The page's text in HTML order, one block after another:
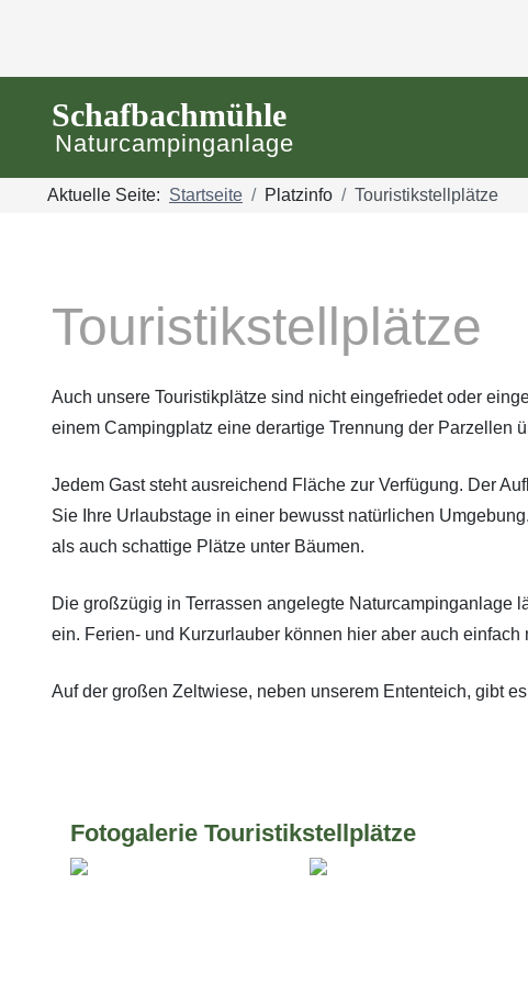
Schafbachmühle
Naturcampinganlage
Aktuelle Seite: Startseite Platzinfo Touristikstellplätze
Touristikstellplätze
Auch unsere Touristikplätze sind nicht eingefriedet oder
einem Campingplatz eine derartige Trennung der Parzellen
Jedem Gast steht ausreichend Fläche zur Verfügung. Der
Sie Ihre Urlaubstage in einer bewusst natürlichen
als auch schattige Plätze unter Bäumen.
Die großzügig in Terrassen angelegte Naturcampinganlage
ein. Ferien- und Kurzurlauber können hier aber auch
Auf der großen Zeltwiese, neben unserem Ententeich, gibt
Fotogalerie Touristikstellplätze